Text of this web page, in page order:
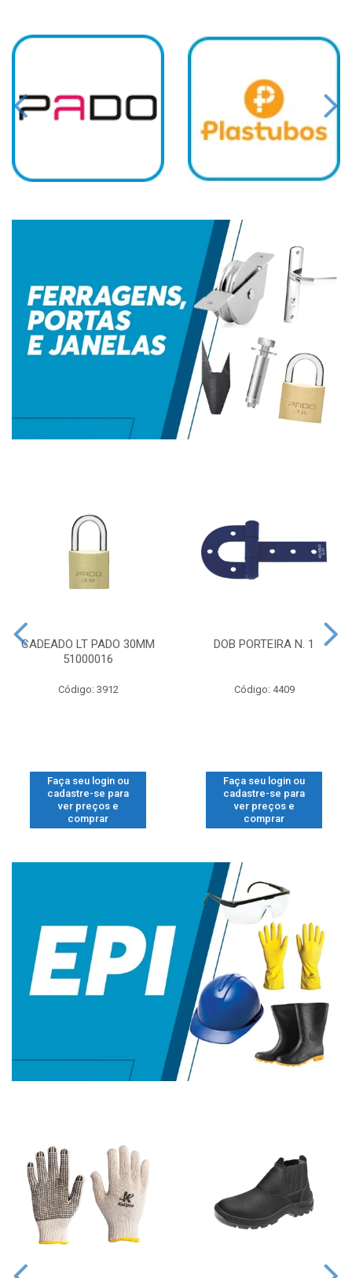
CADEADO LT PADO 30MM
51000016
Código: 3912
Faça seu login ou
cadastre-se para
ver preços e
comprar
DOB PORTEIRA N. 1
Código: 4409
Faça seu login ou
cadastre-se para
ver preços e
comprar